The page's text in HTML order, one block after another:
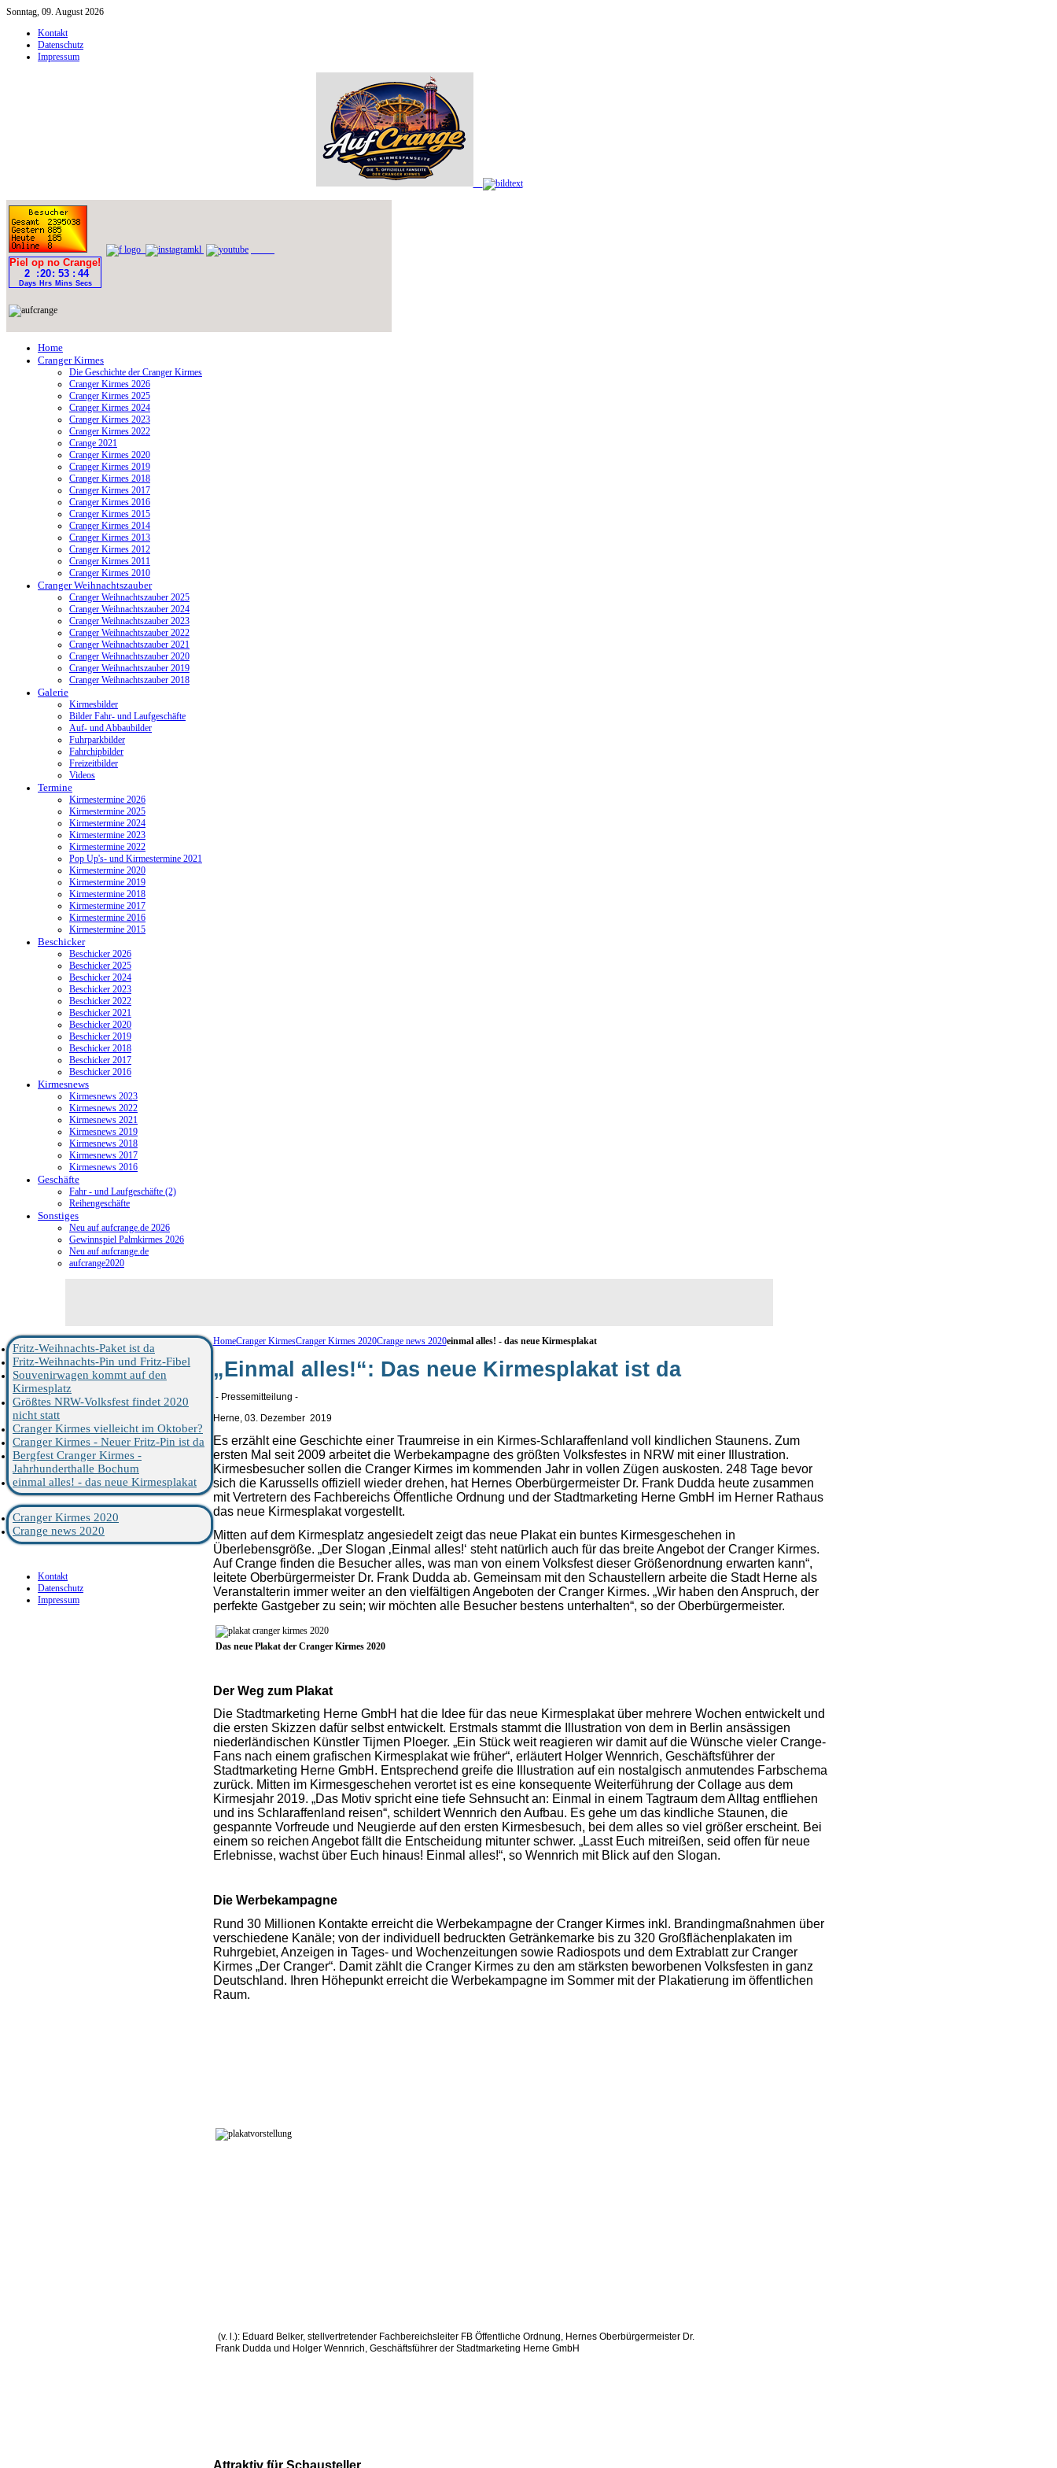
Sonntag, 09. August 2026
Kontakt
Datenschutz
Impressum
Home
Cranger Kirmes
Die Geschichte der Cranger Kirmes
Cranger Kirmes 2026
Cranger Kirmes 2025
Cranger Kirmes 2024
Cranger Kirmes 2023
Cranger Kirmes 2022
Crange 2021
Cranger Kirmes 2020
Cranger Kirmes 2019
Cranger Kirmes 2018
Cranger Kirmes 2017
Cranger Kirmes 2016
Cranger Kirmes 2015
Cranger Kirmes 2014
Cranger Kirmes 2013
Cranger Kirmes 2012
Cranger Kirmes 2011
Cranger Kirmes 2010
Cranger Weihnachtszauber
Cranger Weihnachtszauber 2025
Cranger Weihnachtszauber 2024
Cranger Weihnachtszauber 2023
Cranger Weihnachtszauber 2022
Cranger Weihnachtszauber 2021
Cranger Weihnachtszauber 2020
Cranger Weihnachtszauber 2019
Cranger Weihnachtszauber 2018
Galerie
Kirmesbilder
Bilder Fahr- und Laufgeschäfte
Auf- und Abbaubilder
Fuhrparkbilder
Fahrchipbilder
Freizeitbilder
Videos
Termine
Kirmestermine 2026
Kirmestermine 2025
Kirmestermine 2024
Kirmestermine 2023
Kirmestermine 2022
Pop Up's- und Kirmestermine 2021
Kirmestermine 2020
Kirmestermine 2019
Kirmestermine 2018
Kirmestermine 2017
Kirmestermine 2016
Kirmestermine 2015
Beschicker
Beschicker 2026
Beschicker 2025
Beschicker 2024
Beschicker 2023
Beschicker 2022
Beschicker 2021
Beschicker 2020
Beschicker 2019
Beschicker 2018
Beschicker 2017
Beschicker 2016
Kirmesnews
Kirmesnews 2023
Kirmesnews 2022
Kirmesnews 2021
Kirmesnews 2019
Kirmesnews 2018
Kirmesnews 2017
Kirmesnews 2016
Geschäfte
Fahr - und Laufgeschäfte (2)
Reihengeschäfte
Sonstiges
Neu auf aufcrange.de 2026
Gewinnspiel Palmkirmes 2026
Neu auf aufcrange.de
aufcrange2020
HomeCranger KirmesCranger Kirmes 2020Crange news 2020einmal alles! - das neue Kirmesplakat
„Einmal alles!“: Das neue Kirmesplakat ist da
- Pressemitteilung -
Herne, 03. Dezember 2019
Es erzählt eine Geschichte einer Traumreise in ein Kirmes-Schlaraffenland voll kindlichen Staunens. Zum
ersten Mal seit 2009 arbeitet die Werbekampagne des größten Volksfestes in NRW mit einer Illustration.
Kirmesbesucher sollen die Cranger Kirmes im kommenden Jahr in vollen Zügen auskosten. 248 Tage bevor
sich die Karussells offiziell wieder drehen, hat Hernes Oberbürgermeister Dr. Frank Dudda heute zusammen
mit Vertretern des Fachbereichs Öffentliche Ordnung und der Stadtmarketing Herne GmbH im Herner Rathaus
das neue Kirmesplakat vorgestellt.
Mitten auf dem Kirmesplatz angesiedelt zeigt das neue Plakat ein buntes Kirmesgeschehen in
Überlebensgröße. „Der Slogan ‚Einmal alles!‘ steht natürlich auch für das breite Angebot der Cranger Kirmes.
Auf Crange finden die Besucher alles, was man von einem Volksfest dieser Größenordnung erwarten kann“,
leitete Oberbürgermeister Dr. Frank Dudda ab. Gemeinsam mit den Schaustellern arbeite die Stadt Herne als
Veranstalterin immer weiter an den vielfältigen Angeboten der Cranger Kirmes. „Wir haben den Anspruch, der
perfekte Gastgeber zu sein; wir möchten alle Besucher bestens unterhalten“, so der Oberbürgermeister.
Das neue Plakat der Cranger Kirmes 2020
Der Weg zum Plakat
Die Stadtmarketing Herne GmbH hat die Idee für das neue Kirmesplakat über mehrere Wochen entwickelt und
die ersten Skizzen dafür selbst entwickelt. Erstmals stammt die Illustration von dem in Berlin ansässigen
niederländischen Künstler Tijmen Ploeger. „Ein Stück weit reagieren wir damit auf die Wünsche vieler Crange-
Fans nach einem grafischen Kirmesplakat wie früher“, erläutert Holger Wennrich, Geschäftsführer der
Stadtmarketing Herne GmbH. Entsprechend greife die Illustration auf ein nostalgisch anmutendes Farbschema
zurück. Mitten im Kirmesgeschehen verortet ist es eine konsequente Weiterführung der Collage aus dem
Kirmesjahr 2019. „Das Motiv spricht eine tiefe Sehnsucht an: Einmal in einem Tagtraum dem Alltag entfliehen
und ins Schlaraffenland reisen“, schildert Wennrich den Aufbau. Es gehe um das kindliche Staunen, die
gespannte Vorfreude und Neugierde auf den ersten Kirmesbesuch, bei dem alles so viel größer erscheint. Bei
einem so reichen Angebot fällt die Entscheidung mitunter schwer. „Lasst Euch mitreißen, seid offen für neue
Erlebnisse, wachst über Euch hinaus! Einmal alles!“, so Wennrich mit Blick auf den Slogan.
Die Werbekampagne
Rund 30 Millionen Kontakte erreicht die Werbekampagne der Cranger Kirmes inkl. Brandingmaßnahmen über
verschiedene Kanäle; von der individuell bedruckten Getränkemarke bis zu 320 Großflächenplakaten im
Ruhrgebiet, Anzeigen in Tages- und Wochenzeitungen sowie Radiospots und dem Extrablatt zur Cranger
Kirmes „Der Cranger“. Damit zählt die Cranger Kirmes zu den am stärksten beworbenen Volksfesten in ganz
Deutschland. Ihren Höhepunkt erreicht die Werbekampagne im Sommer mit der Plakatierung im öffentlichen
Raum.
(v. l.): Eduard Belker, stellvertretender Fachbereichsleiter FB Öffentliche Ordnung, Hernes Oberbürgermeister Dr.
Frank Dudda und Holger Wennrich, Geschäftsführer der Stadtmarketing Herne GmbH
Attraktiv für Schausteller
Fritz-Weihnachts-Paket ist da
Fritz-Weihnachts-Pin und Fritz-Fibel
Souvenirwagen kommt auf den
Kirmesplatz
Größtes NRW-Volksfest findet 2020
nicht statt
Cranger Kirmes vielleicht im Oktober?
Cranger Kirmes - Neuer Fritz-Pin ist da
Bergfest Cranger Kirmes -
Jahrhunderthalle Bochum
einmal alles! - das neue Kirmesplakat
Cranger Kirmes 2020
Crange news 2020
Kontakt
Datenschutz
Impressum